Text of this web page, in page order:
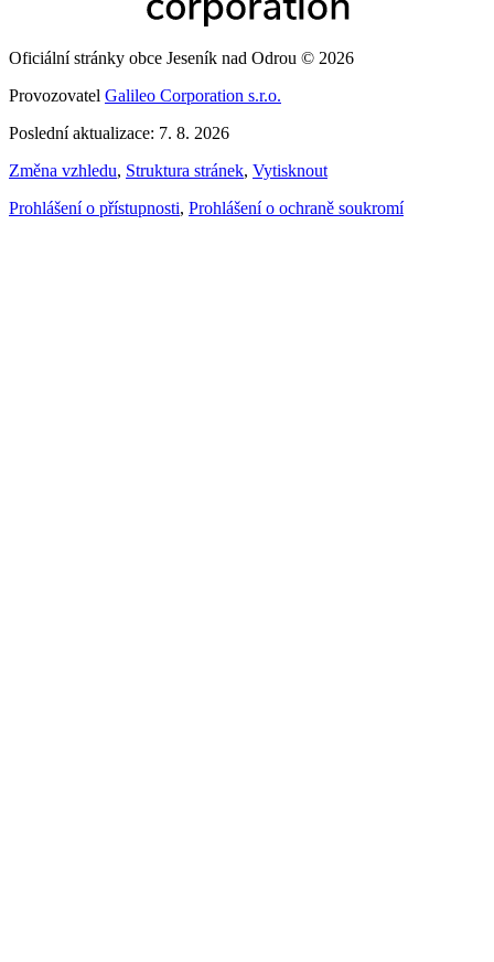
Oficiální stránky obce Jeseník nad Odrou © 2026
Provozovatel Galileo Corporation s.r.o.
Poslední aktualizace: 7. 8. 2026
Změna vzhledu, Struktura stránek, Vytisknout
Prohlášení o přístupnosti, Prohlášení o ochraně soukromí